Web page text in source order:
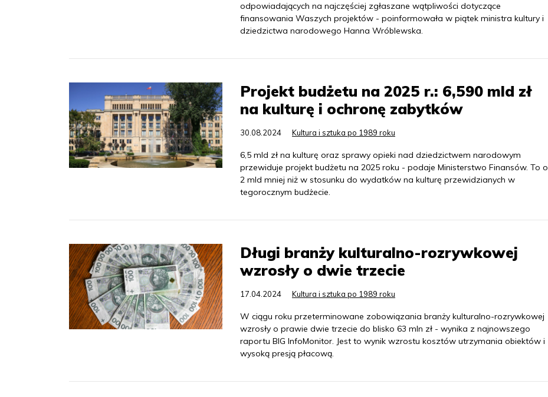
odpowiadających na najczęściej zgłaszane wątpliwości dotyczące
finansowania Waszych projektów - poinformowała w piątek ministra kultury i
dziedzictwa narodowego Hanna Wróblewska.
Projekt budżetu na 2025 r.: 6,590 mld zł
na kulturę i ochronę zabytków
30.08.2024 Kultura i sztuka po 1989 roku
6,5 mld zł na kulturę oraz sprawy opieki nad dziedzictwem narodowym
przewiduje projekt budżetu na 2025 roku - podaje Ministerstwo Finansów. To o
2 mld mniej niż w stosunku do wydatków na kulturę przewidzianych w
tegorocznym budżecie.
Długi branży kulturalno-rozrywkowej
wzrosły o dwie trzecie
17.04.2024 Kultura i sztuka po 1989 roku
W ciągu roku przeterminowane zobowiązania branży kulturalno-rozrywkowej
wzrosły o prawie dwie trzecie do blisko 63 mln zł - wynika z najnowszego
raportu BIG InfoMonitor. Jest to wynik wzrostu kosztów utrzymania obiektów i
wysoką presją płacową.